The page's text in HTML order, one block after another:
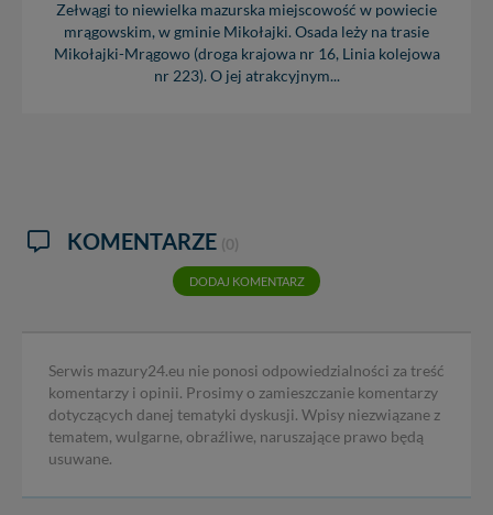
Zełwągi to niewielka mazurska miejscowość w powiecie
mrągowskim, w gminie Mikołajki. Osada leży na trasie
Mikołajki-Mrągowo (droga krajowa nr 16, Linia kolejowa
nr 223). O jej atrakcyjnym...
KOMENTARZE (0)
DODAJ KOMENTARZ
Serwis mazury24.eu nie ponosi odpowiedzialności za treść
komentarzy i opinii. Prosimy o zamieszczanie komentarzy
dotyczących danej tematyki dyskusji. Wpisy niezwiązane z
tematem, wulgarne, obraźliwe, naruszające prawo będą
usuwane.